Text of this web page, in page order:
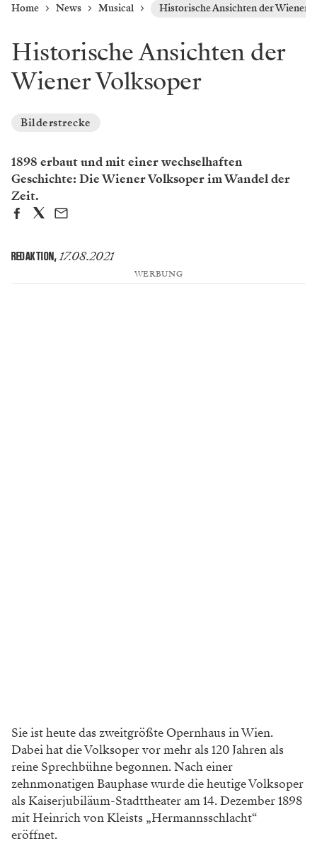
Home News Musical Historische Ansichten der Wiener
Historische Ansichten der
Wiener Volksoper
Bilderstrecke
1898 erbaut und mit einer wechselhaften
Geschichte: Die Wiener Volksoper im Wandel der
Zeit.
REDAKTION, 17.08.2021
WERBUNG
Sie ist heute das zweitgrößte Opernhaus in Wien.
Dabei hat die Volksoper vor mehr als 120 Jahren als
reine Sprechbühne begonnen. Nach einer
zehnmonatigen Bauphase wurde die heutige Volksoper
als Kaiserjubiläum-Stadttheater am 14. Dezember 1898
mit Heinrich von Kleists „Hermannsschlacht“
eröffnet.